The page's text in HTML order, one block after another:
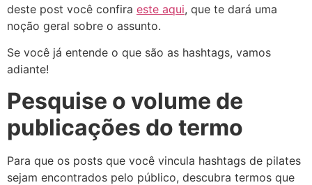
deste post você confira este aqui, que te dará uma
noção geral sobre o assunto.
Se você já entende o que são as hashtags, vamos
adiante!
Pesquise o volume de
publicações do termo
Para que os posts que você vincula hashtags de pilates
sejam encontrados pelo público, descubra termos que